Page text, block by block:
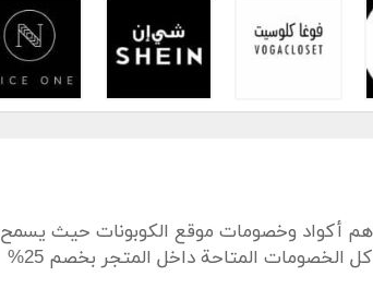
أكواد وخصومات موقع الكوبونات حيث يسمح
المتاحة داخل المتجر بخصم 25%